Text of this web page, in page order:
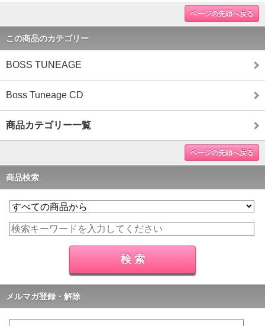
ページの先頭へ戻る
この商品のカテゴリー
BOSS TUNEAGE
Boss Tuneage CD
商品カテゴリー一覧
ページの先頭へ戻る
商品検索
メルマガ登録・解除